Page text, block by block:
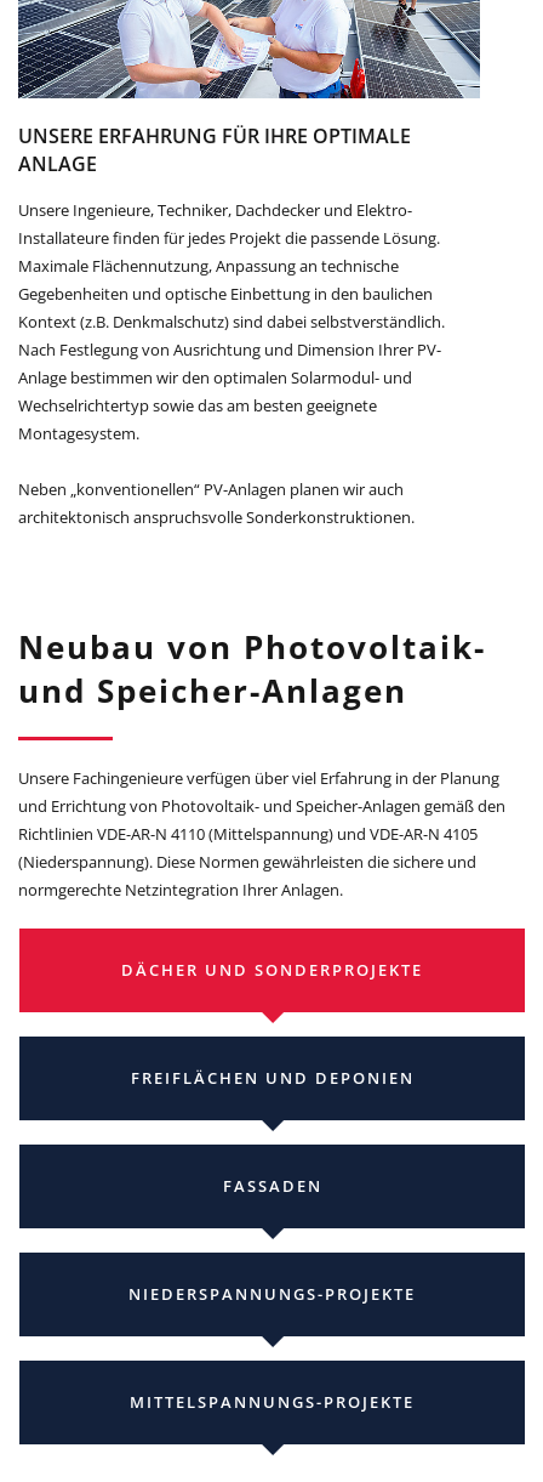
UNSERE ERFAHRUNG FÜR IHRE OPTIMALE
ANLAGE
Unsere Ingenieure, Techniker, Dachdecker und Elektro-
Installateure finden für jedes Projekt die passende Lösung.
Maximale Flächennutzung, Anpassung an technische
Gegebenheiten und optische Einbettung in den baulichen
Kontext (z.B. Denkmalschutz) sind dabei selbstverständlich.
Nach Festlegung von Ausrichtung und Dimension Ihrer PV-
Anlage bestimmen wir den optimalen Solarmodul- und
Wechselrichtertyp sowie das am besten geeignete
Montagesystem.
Neben „konventionellen“ PV-Anlagen planen wir auch
architektonisch anspruchsvolle Sonderkonstruktionen.
Neubau von Photovoltaik-
und Speicher-Anlagen
Unsere Fachingenieure verfügen über viel Erfahrung in der Planung
und Errichtung von Photovoltaik- und Speicher-Anlagen gemäß den
Richtlinien VDE-AR-N 4110 (Mittelspannung) und VDE-AR-N 4105
(Niederspannung). Diese Normen gewährleisten die sichere und
normgerechte Netzintegration Ihrer Anlagen.
DÄCHER UND SONDERPROJEKTE
FREIFLÄCHEN UND DEPONIEN
FASSADEN
NIEDERSPANNUNGS-PROJEKTE
MITTELSPANNUNGS-PROJEKTE